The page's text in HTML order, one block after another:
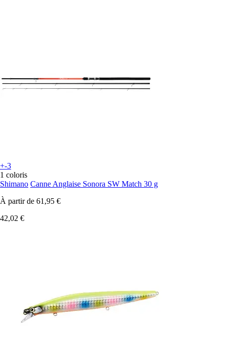
+-3
1 coloris
Shimano Canne Anglaise Sonora SW Match 30 g
À partir de 61,95 €
42,02 €